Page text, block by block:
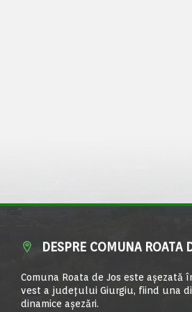
DESPRE COMUNA ROATA
Comuna Roata de Jos este aşezată
vest a judeţului Giurgiu, fiind una
dinamice aşezări.